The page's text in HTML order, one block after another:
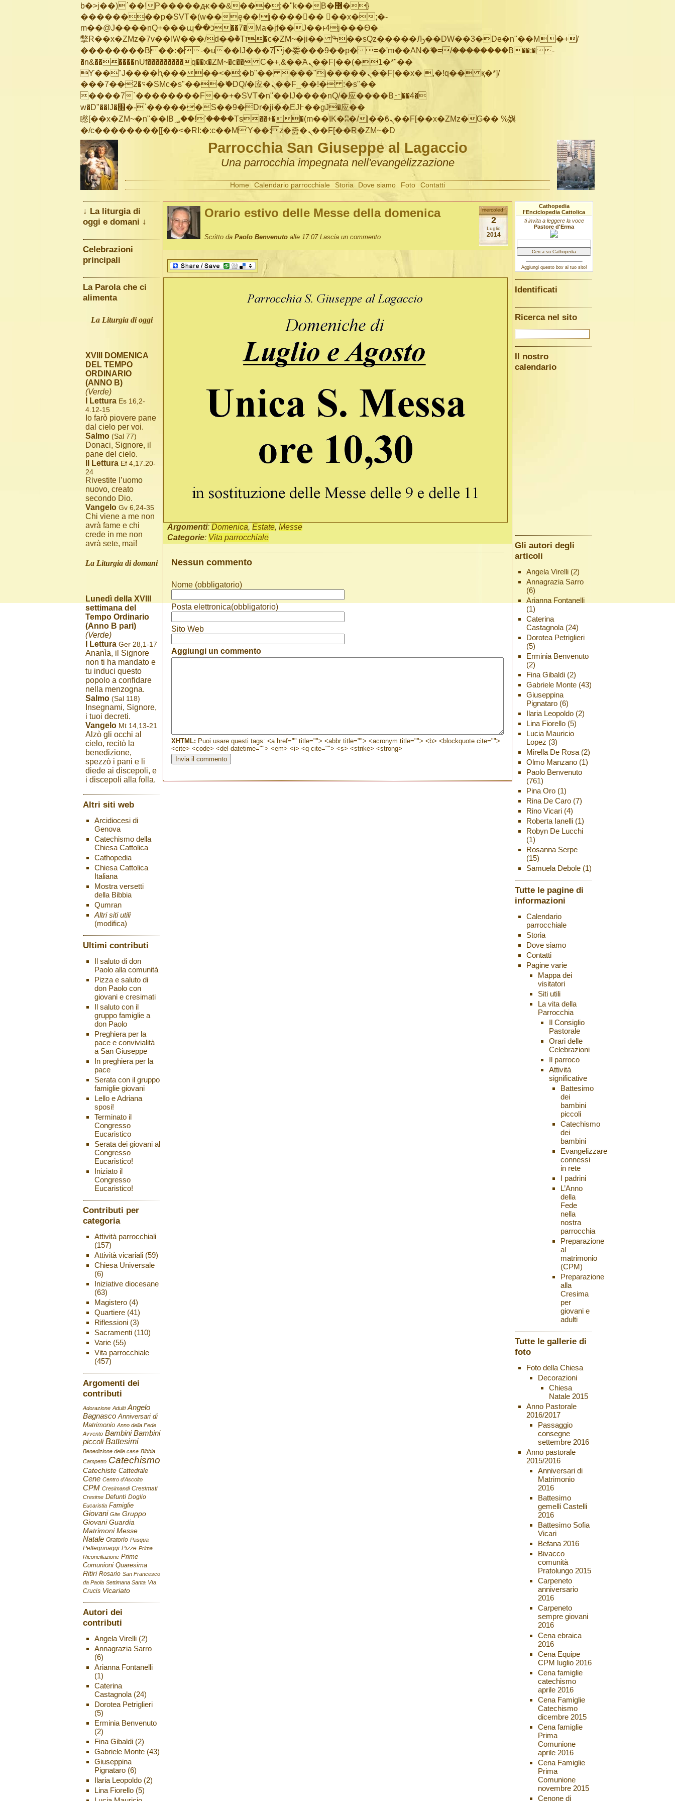
b�>j��)΄��!P�����ԫ��&���;�"k��B�޶�}
��������p�SVT�(w��ę��!j������ ��x�;�-
m��@J����nQ+���պ��כ��7�Ma�jf��J��ͱ4j���Ѳ�
撆R��x�ZMz�7v��IW���/d��ٞ�Тז�c�ZM~�ji�� ߒ��sQz�����Ԡ��DW��3�De�n"��M�+/
��������B��:�-�u��IJ���7j�委���9��p�=�'m��AN�ޭ�=/��������B��:�-
�n&������nUf���������q��x�ZM~�c�� Ϲ�+,&��Ὰܢ��F[��(�1�*"��
ϒ��"J����ԧ�����<�;�b"�� ���"j�����ܢ��F[��x� ,�!q�� қ�*]/
���؝�2��7�SMc�s"���ޭ�DQ/�应�ܢ��F_��!� :�s"��
����7`��������F��+�SVT�n"��IJ����nQ/�应����B ��4�
w�D"��IJ�׭�-`������S��9�Dr�ji��EJ߅��gJ�应��
矁[��x�ZM~�n"��IB؃��!'����Тѕ��+��(m��IK�ʭ�/|��ϐܢ��F[��x�ZMz�G�� %嬩
�/c��������[[��<�RI:�:c��MΎ��:z�졾�ܢ��F[��R�ZM~�D
Parrocchia San Giuseppe al Lagaccio
Una parrocchia impegnata nell'evangelizzazione
Home Calendario parrocchiale Storia Dove siamo Foto Contatti
mercoledì
2
Luglio
2014
Orario estivo delle Messe della domenica
Scritto da Paolo Benvenuto alle 17:07 Lascia un commento
Argomenti: Domenica, Estate, Messe
Categorie: Vita parrocchiale
Nessun commento
Nome (obbligatorio)
Posta elettronica(obbligatorio)
Sito Web
Aggiungi un commento
XHTML: Puoi usare questi tags: <a href="" title=""> <abbr title=""> <acronym title=""> <b> <blockquote cite="">
<cite> <code> <del datetime=""> <em> <i> <q cite=""> <s> <strike> <strong>
↓ La liturgia di
oggi e domani ↓
Celebrazioni
principali
La Parola che ci
alimenta
La Liturgia di oggi
XVIII DOMENICA
DEL TEMPO
ORDINARIO
(ANNO B)
(Verde)
I Lettura Es 16,2-
4.12-15
Io farò piovere pane
dal cielo per voi.
Salmo (Sal 77)
Donaci, Signore, il
pane del cielo.
II Lettura Ef 4,17.20-
24
Rivestite l’uomo
nuovo, creato
secondo Dio.
Vangelo Gv 6,24-35
Chi viene a me non
avrà fame e chi
crede in me non
avrà sete, mai!
La Liturgia di domani
Lunedì della XVIII
settimana del
Tempo Ordinario
(Anno B pari)
(Verde)
I Lettura Ger 28,1-17
Ananìa, il Signore
non ti ha mandato e
tu induci questo
popolo a confidare
nella menzogna.
Salmo (Sal 118)
Insegnami, Signore,
i tuoi decreti.
Vangelo Mt 14,13-21
Alzò gli occhi al
cielo, recitò la
benedizione,
spezzò i pani e li
diede ai discepoli, e
i discepoli alla folla.
Altri siti web
Arcidiocesi di
Genova
Catechismo della
Chiesa Cattolica
Cathopedia
Chiesa Cattolica
Italiana
Mostra versetti
della Bibbia
Qumran
Altri siti utili
(modifica)
Ultimi contributi
Il saluto di don
Paolo alla comunità
Pizza e saluto di
don Paolo con
giovani e cresimati
Il saluto con il
gruppo famiglie a
don Paolo
Preghiera per la
pace e convivialità
a San Giuseppe
In preghiera per la
pace
Serata con il gruppo
famiglie giovani
Lello e Adriana
sposi!
Terminato il
Congresso
Eucaristico
Serata dei giovani al
Congresso
Eucaristico!
Iniziato il
Congresso
Eucaristico!
Contributi per
categoria
Attività parrocchiali
(157)
Attività vicariali(59)
Chiesa Universale
(6)
Iniziative diocesane
(63)
Magistero(4)
Quartiere(41)
Riflessioni(3)
Sacramenti(110)
Varie(55)
Vita parrocchiale
(457)
Argomenti dei
contributi
Adorazione Adulti Angelo
Bagnasco Anniversari di
Matrimonio Anno della Fede
Avvento Bambini Bambini
piccoli Battesimi
Benedizione delle case Bibbia
Campetto Catechismo
Catechiste Cattedrale
Cene Centro d'Ascolto
CPM Cresimandi Cresimati
Cresime Defunti Doglio
Eucaristia Famiglie
Giovani Gite Gruppo
Giovani Guardia
Matrimoni Messe
Natale Oratorio Pasqua
Pellegrinaggi Pizze Prima
Riconciliazione Prime
Comunioni Quaresima
Ritiri Rosario San Francesco
da Paola Settimana Santa Via
Crucis Vicariato
Autori dei
contributi
Angela Virelli(2)
Annagrazia Sarro
(6)
Arianna Fontanelli
(1)
Caterina
Castagnola(24)
Dorotea Petriglieri
(5)
Erminia Benvenuto
(2)
Fina Gibaldi(2)
Gabriele Monte(43)
Giuseppina
Pignataro(6)
Ilaria Leopoldo(2)
Lina Fiorello(5)
Cathopedia
l'Enciclopedia Cattolica
ti invita a leggere la voce
Pastore d'Erma
Aggiungi questo boxal tuo sito!
Identificati
Ricerca nel sito
Il nostro
calendario
Gli autori degli
articoli
Angela Virelli(2)
Annagrazia Sarro
(6)
Arianna Fontanelli
(1)
Caterina
Castagnola(24)
Dorotea Petriglieri
(5)
Erminia Benvenuto
(2)
Fina Gibaldi(2)
Gabriele Monte(43)
Giuseppina
Pignataro(6)
Ilaria Leopoldo(2)
Lina Fiorello(5)
Lucia Mauricio
Lopez (3)
Mirella De Rosa(2)
Olmo Manzano(1)
Paolo Benvenuto
(761)
Pina Oro(1)
Rina De Caro(7)
Rino Vicari(4)
Roberta Ianelli(1)
Robyn De Lucchi
(1)
Rosanna Serpe
(15)
Samuela Debole(1)
Tutte le pagine di
informazioni
Calendario
parrocchiale
Storia
Dove siamo
Contatti
Pagine varie
Mappa dei
visitatori
Siti utili
La vita della
Parrocchia
Il Consiglio
Pastorale
Orari delle
Celebrazioni
Il parroco
Attività
significative
Battesimo
dei
bambini
piccoli
Catechismo
dei
bambini
Evangelizzare
connessi
in rete
I padrini
L’Anno
della
Fede
nella
nostra
parrocchia
Preparazione
al
matrimonio
(CPM)
Preparazione
alla
Cresima
per
giovani e
adulti
Tutte le gallerie di
foto
Foto della Chiesa
Decorazioni
Chiesa
Natale 2015
Anno Pastorale
2016/2017
Passaggio
consegne
settembre 2016
Anno pastorale
2015/2016
Anniversari di
Matrimonio
2016
Battesimo
gemelli Castelli
2016
Battesimo Sofia
Vicari
Befana 2016
Bivacco
comunità
Pratolungo 2015
Carpeneto
anniversario
2016
Carpeneto
sempre giovani
2016
Cena ebraica
2016
Cena Equipe
CPM luglio 2016
Cena famiglie
catechismo
aprile 2016
Cena Famiglie
Catechismo
dicembre 2015
Cena famiglie
Prima
Comunione
aprile 2016
Cena Famiglie
Prima
Comunione
novembre 2015
Cenone di